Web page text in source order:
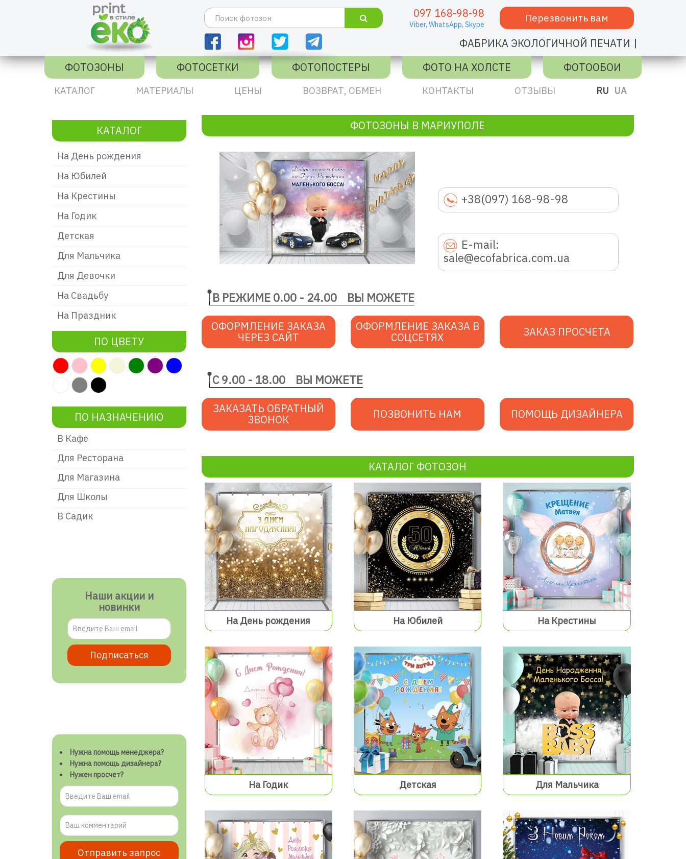
097 168-98-98
Viber, WhatsApp, Skype
Перезвонить вам
ФАБРИКА ЭКОЛОГИЧНОЙ ПЕЧАТИ |
ФОТОЗОНЫ
ФОТОСЕТКИ ФОТОПОСТЕРЫ ФОТО НА ХОЛСТЕ ФОТООБОИ
КАТАЛОГ МАТЕРИАЛЫ ЦЕНЫ ВОЗВРАТ, ОБМЕН КОНТАКТЫ ОТЗЫВЫ RU UA
КАТАЛОГ
На День рождения
На Юбилей
На Крестины
На Годик
Детская
Для Мальчика
Для Девочки
На Свадьбу
На Праздник
ПО ЦВЕТУ
ПО НАЗНАЧЕНИЮ
В Кафе
Для Ресторана
Для Магазина
Для Школы
В Садик
Наши акции и
новинки
Подписаться
Нужна помощь менеджера?
Нужна помощь дизайнера?
Нужен просчет?
Отправить запрос
ФОТОЗОНЫ В МАРИУПОЛЕ
+38(097) 168-98-98
E-mail:
sale@ecofabrica.com.ua
В РЕЖИМЕ 0.00 - 24.00 ВЫ МОЖЕТЕ
ОФОРМЛЕНИЕ ЗАКАЗА
ЧЕРЕЗ САЙТ
ОФОРМЛЕНИЕ ЗАКАЗА В
СОЦСЕТЯХ
ЗАКАЗ ПРОСЧЕТА
С 9.00 - 18.00 ВЫ МОЖЕТЕ
ЗАКАЗАТЬ ОБРАТНЫЙ
ЗВОНОК
ПОЗВОНИТЬ НАМ ПОМОЩЬ ДИЗАЙНЕРА
КАТАЛОГ ФОТОЗОН
На День рождения На Юбилей На Крестины
На Годик Детская Для Мальчика